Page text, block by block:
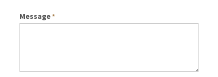
Message*